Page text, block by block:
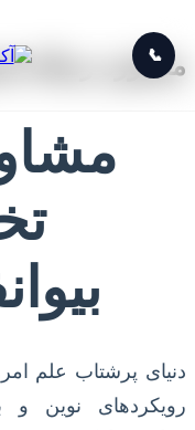
📞
مشاوره رساله
دنیای پرشتاب علم
رویکردهای نوین و